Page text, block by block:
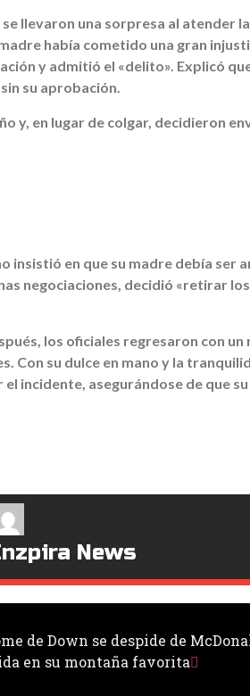
llevaron una sorpresa al atender
había cometido una gran
y admitió el «delito». Explicó
su aprobación.
y, en lugar de colgar, decidieron
insistió en que su madre debía ser
negociaciones, decidió «retirar
los oficiales regresaron con un
Con su dulce en mano y la
incidente, asegurándose de que
News
de Down se despide de
en su montaña favorita